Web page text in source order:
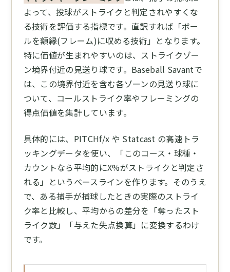
よって、投球がストライクと判定されやすくな
る技術を評価する指標です。直訳すれば「ボー
ルを額縁(フレーム)に収める技術」となります。
特に価値が生まれやすいのは、ストライクゾー
ン境界付近の見送り球です。Baseball Savantで
は、この境界付近を含む各ゾーンの見送り球に
ついて、コールストライク率やフレーミングの
得点価値を集計しています。
具体的には、PITCHf/x や Statcast の高速トラ
ッキングデータを使い、「このコース・球種・
カウントなら平均的にX%がストライクと判定さ
れる」というベースラインを作ります。そのうえ
で、ある捕手が捕球したときの実際のストライ
ク率と比較し、平均からの差分を「奪ったスト
ライク数」「与えた失点換算」に変換するわけ
です。